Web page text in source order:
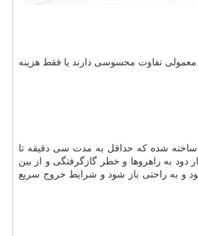
معمولی تفاوت محسوسی دارند یا فقط هزینه
ساخته شده که حداقل به مدت سی دقیقه تا
به راهروها و خطر گازگرفتگی و از بین
و به راحتی باز شود و شرایط خروج سریع